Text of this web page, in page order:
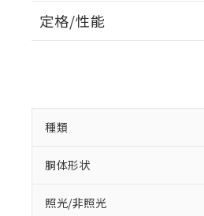
定格/性能
種類
胴体形状
照光/非照光